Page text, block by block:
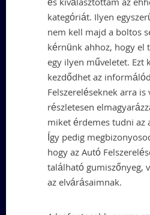
és kiválasztottam az
kategóriát. Ilyen
nem kell majd a boltos
kérnünk ahhoz, hogy el
egy ilyen műveletet. Ezt
kezdődhet az
Felszereléseknek arra
részletesen
miket érdemes tudni
Így pedig
hogy az Autó
található gumiszőnyeg,
az elvárásaimnak.